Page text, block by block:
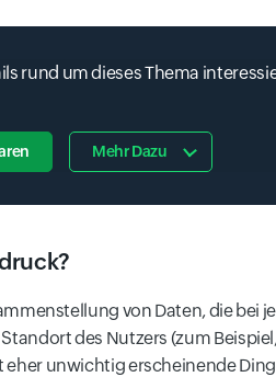
rund um dieses Thema
Mehr Dazu
von Daten, die bei
des Nutzers (zum
unwichtig erscheinende